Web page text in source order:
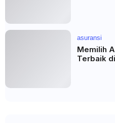
asuransi
Memilih
Terbaik